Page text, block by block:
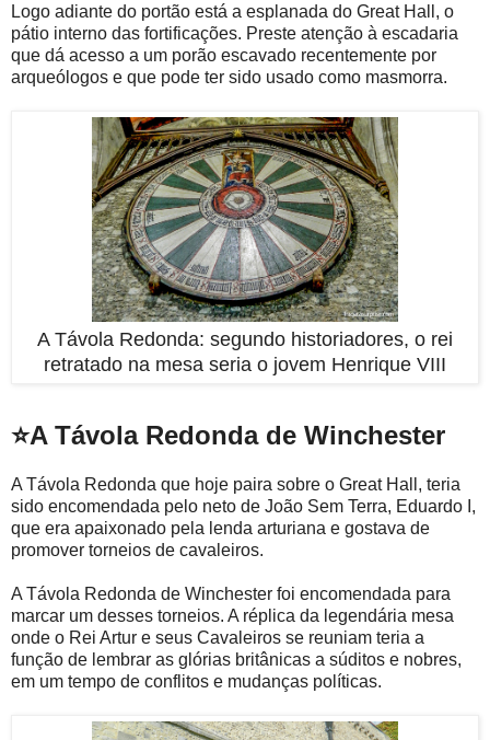
Logo adiante do portão está a esplanada do Great Hall, o
pátio interno das fortificações. Preste atenção à escadaria
que dá acesso a um porão escavado recentemente por
arqueólogos e que pode ter sido usado como masmorra.
A Távola Redonda: segundo historiadores, o rei
retratado na mesa seria o jovem Henrique VIII
⭐A Távola Redonda de Winchester
A Távola Redonda que hoje paira sobre o Great Hall, teria
sido encomendada pelo neto de João Sem Terra, Eduardo I,
que era apaixonado pela lenda arturiana e gostava de
promover torneios de cavaleiros.
A Távola Redonda de Winchester foi encomendada para
marcar um desses torneios. A réplica da legendária mesa
onde o Rei Artur e seus Cavaleiros se reuniam teria a
função de lembrar as glórias britânicas a súditos e nobres,
em um tempo de conflitos e mudanças políticas.